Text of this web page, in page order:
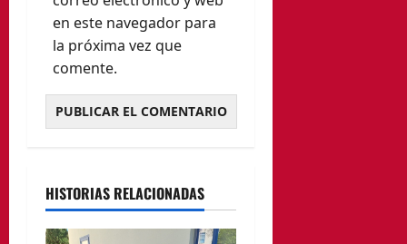
en este navegador para
la próxima vez que
comente.
HISTORIAS RELACIONADAS